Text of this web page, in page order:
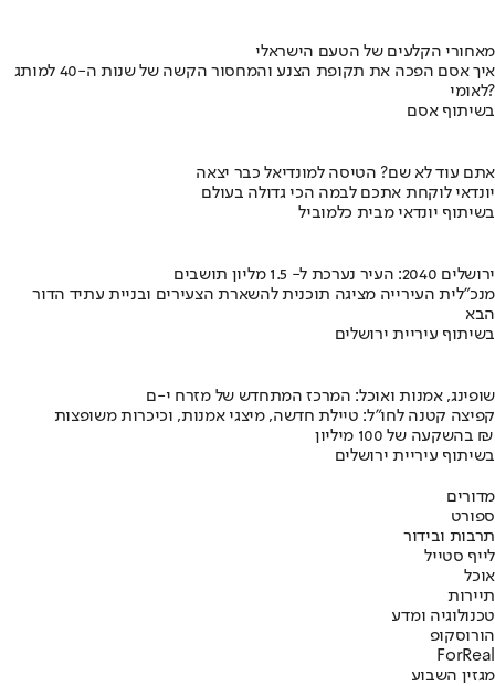
מאחורי הקלעים של הטעם הישראלי
איך אסם הפכה את תקופת הצנע והמחסור הקשה של שנות ה-40 למותג
לאומי?
בשיתוף אסם
אתם עוד לא שם? הטיסה למונדיאל כבר יצאה
יונדאי לוקחת אתכם לבמה הכי גדולה בעולם
בשיתוף יונדאי מבית כלמוביל
ירושלים 2040: העיר נערכת ל- 1.5 מליון תושבים
מנכ"לית העירייה מציגה תוכנית להשארת הצעירים ובניית עתיד הדור
הבא
בשיתוף עיריית ירושלים
שופינג, אמנות ואוכל: המרכז המתחדש של מזרח י-ם
קפיצה קטנה לחו"ל: טיילת חדשה, מיצגי אמנות, וכיכרות משופצות
בהשקעה של 100 מיליון ₪
בשיתוף עיריית ירושלים
מדורים
ספורט
תרבות ובידור
לייף סטייל
אוכל
תיירות
טכנולוגיה ומדע
הורוסקופ
ForReal
מגזין השבוע